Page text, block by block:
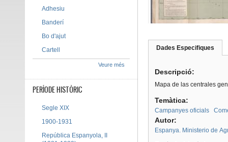
Dades Especifiques
Descripció:
Mapa de las centrales
Temàtica:
Campanyes oficials
Autor:
Espanya. Ministerio de
Adhesiu
Banderí
Bo d'ajut
Cartell
Veure més
PERÍODE HISTÒRIC
Segle XIX
1900-1931
República Espanyola, II